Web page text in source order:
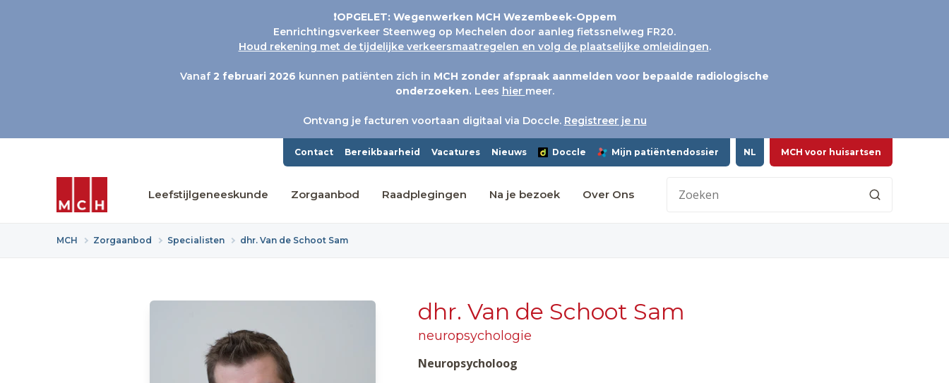
❗OPGELET: Wegenwerken MCH Wezembeek-Oppem
Eenrichtingsverkeer Steenweg op Mechelen door aanleg fietssnelweg FR20.
Houd rekening met de tijdelijke verkeersmaatregelen en volg de plaatselijke omleidingen.
Vanaf 2 februari 2026 kunnen patiënten zich in MCH zonder afspraak aanmelden voor bepaalde radiologische
onderzoeken. Lees hier meer.
Ontvang je facturen voortaan digitaal via Doccle. Registreer je nu
Contact Bereikbaarheid Vacatures Nieuws Doccle Mijn patiëntendossier NL MCH voor huisartsen
Leefstijlgeneeskunde Zorgaanbod Raadplegingen Na je bezoek Over Ons
MCH Zorgaanbod Specialisten dhr. Van de Schoot Sam
dhr. Van de Schoot Sam
neuropsychologie
Neuropsycholoog